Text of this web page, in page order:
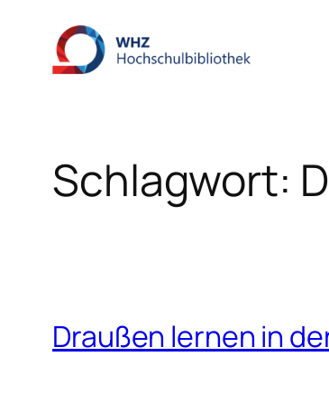
springen
Schlagwort:
Draußen lernen in